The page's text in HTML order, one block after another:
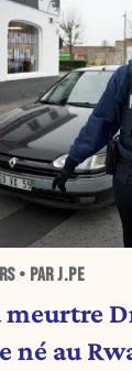
• PAR J.PE
meurtre
né au